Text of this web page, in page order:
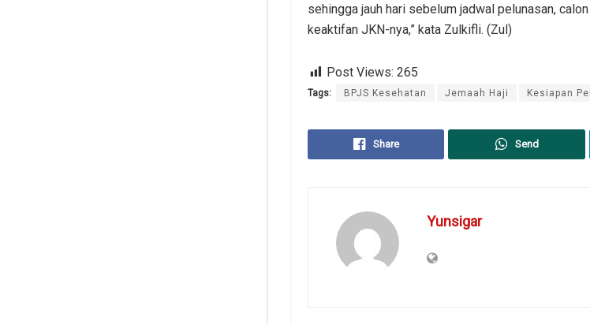
sehingga jauh hari sebelum jadwal pelunasan,
keaktifan JKN-nya,” kata Zulkifli. (Zul)
Post Views: 265
Tags: BPJS Kesehatan Jemaah Haji Kesiapan
Share Send
Yunsigar